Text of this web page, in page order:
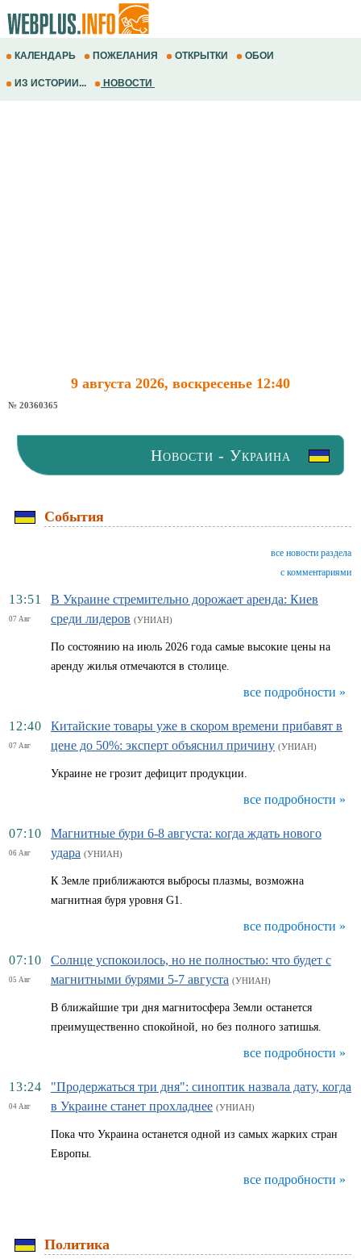
КАЛЕНДАРЬ ПОЖЕЛАНИЯ ОТКРЫТКИ ОБОИ
ИЗ ИСТОРИИ... НОВОСТИ
9 августа 2026, воскресенье 12:40
№ 20360365
Новости - Украина
События
все новости раздела
с комментариями
13:51
07 Авг
В Украине стремительно дорожает аренда: Киев
среди лидеров (УНИАН)
По состоянию на июль 2026 года самые высокие цены на
аренду жилья отмечаются в столице.
все подробности »
12:40
07 Авг
Китайские товары уже в скором времени прибавят в
цене до 50%: эксперт объяснил причину (УНИАН)
Украине не грозит дефицит продукции.
все подробности »
07:10
06 Авг
Магнитные бури 6-8 августа: когда ждать нового
удара (УНИАН)
К Земле приближаются выбросы плазмы, возможна
магнитная буря уровня G1.
все подробности »
07:10
05 Авг
Солнце успокоилось, но не полностью: что будет с
магнитными бурями 5-7 августа (УНИАН)
В ближайшие три дня магнитосфера Земли останется
преимущественно спокойной, но без полного затишья.
все подробности »
13:24
04 Авг
"Продержаться три дня": синоптик назвала дату, когда
в Украине станет прохладнее (УНИАН)
Пока что Украина останется одной из самых жарких стран
Европы.
все подробности »
Политика